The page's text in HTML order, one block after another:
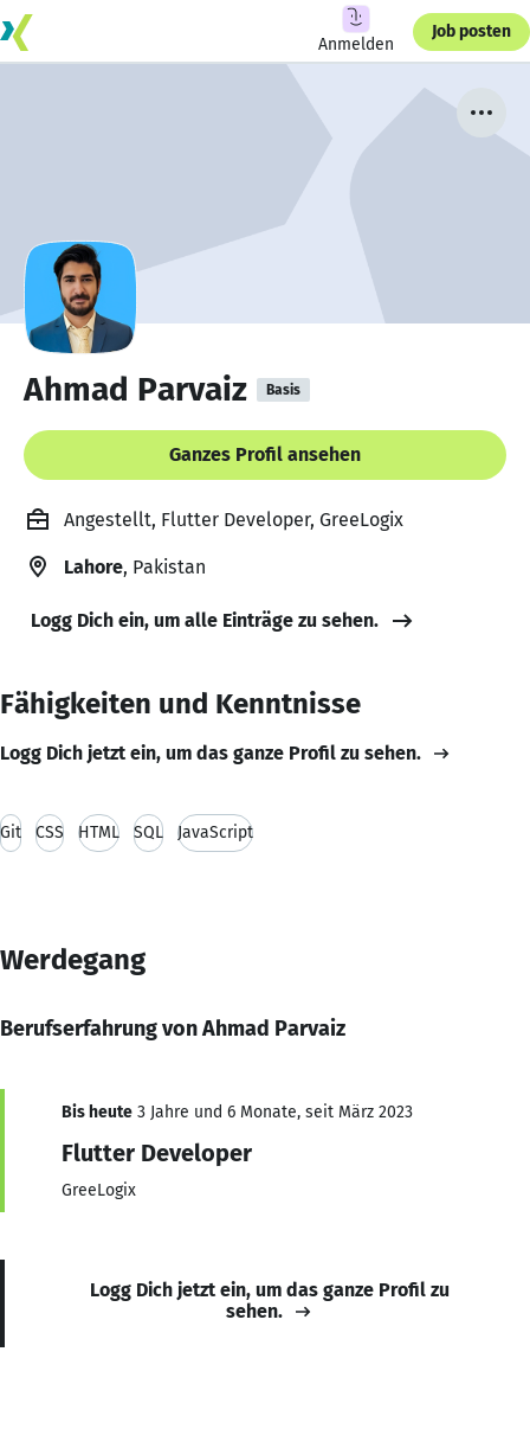
Anmelden
Job posten
Ahmad Parvaiz Basis
Ganzes Profil ansehen
Angestellt, Flutter Developer, GreeLogix
Lahore, Pakistan
Logg Dich ein, um alle Einträge zu sehen.
Fähigkeiten und Kenntnisse
Logg Dich jetzt ein, um das ganze Profil zu sehen.
Git CSS HTML SQL JavaScript
Werdegang
Berufserfahrung von Ahmad Parvaiz
Bis heute 3 Jahre und 6 Monate, seit März 2023
Flutter Developer
GreeLogix
Logg Dich jetzt ein, um das ganze Profil zu
sehen.